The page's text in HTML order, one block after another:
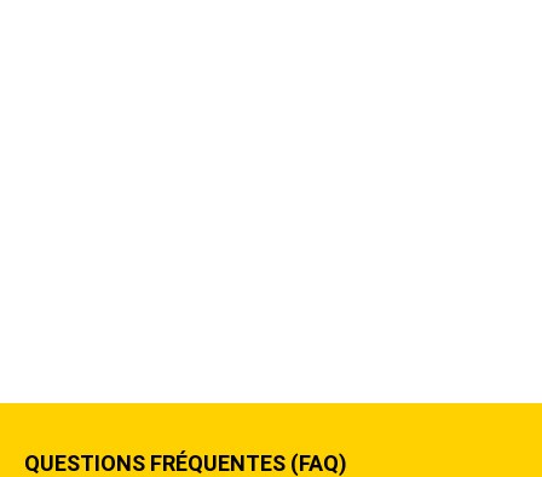
QUESTIONS FRÉQUENTES (FAQ)